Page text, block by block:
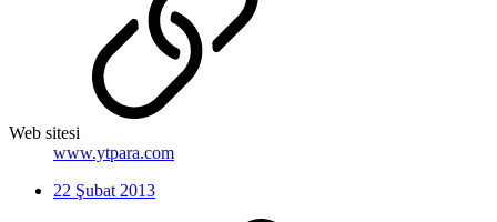
Web sitesi
www.ytpara.com
22 Şubat 2013